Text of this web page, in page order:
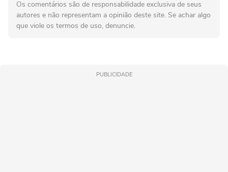
Os comentários são de responsabilidade exclusiva de seus
autores e não representam a opinião deste site. Se achar algo
que viole os termos de uso, denuncie.
PUBLICIDADE